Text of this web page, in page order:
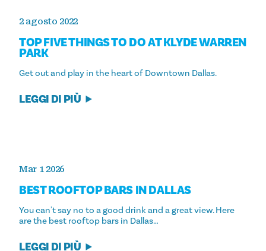
2 agosto 2022
TOP FIVE THINGS TO DO AT KLYDE WARREN
PARK
Get out and play in the heart of Downtown Dallas.
LEGGI DI PIÙ
Mar 1 2026
BEST ROOFTOP BARS IN DALLAS
You can't say no to a good drink and a great view. Here
are the best rooftop bars in Dallas…
LEGGI DI PIÙ